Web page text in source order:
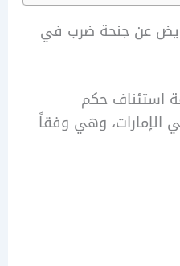
ضرب في
حكم
وهي وفقاً